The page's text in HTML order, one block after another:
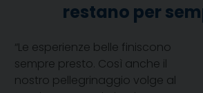
restano per
“Le esperienze belle finiscono
sempre presto. Così anche il
nostro pellegrinaggio volge al